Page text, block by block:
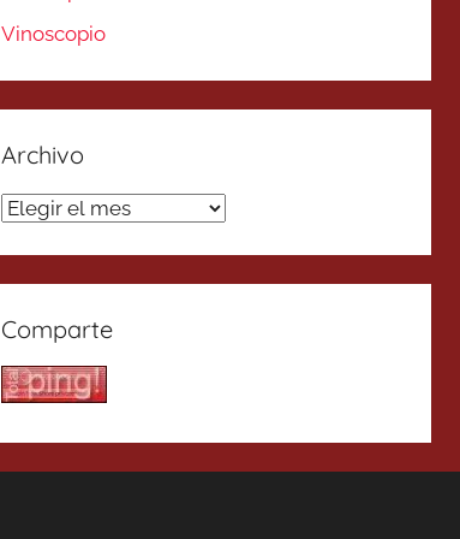
Vinoscopio
Archivo
Archivo
Comparte